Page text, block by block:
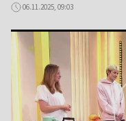
06.11.2025, 09:03